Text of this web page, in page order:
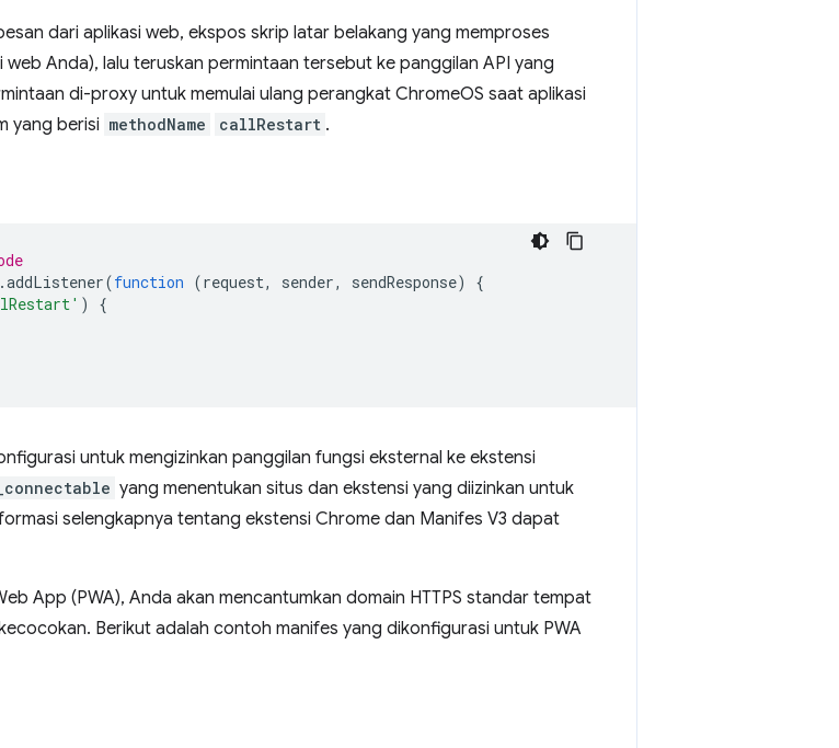
dari aplikasi web, ekspos skrip latar belakang yang memproses
Anda), lalu teruskan permintaan tersebut ke panggilan API yang
di-proxy untuk memulai ulang perangkat ChromeOS saat aplikasi
yang berisi methodName callRestart .
.addListener(function (request, sender, sendResponse)
{
)
{
untuk mengizinkan panggilan fungsi eksternal ke ekstensi
yang menentukan situs dan ekstensi yang diizinkan untuk
selengkapnya tentang ekstensi Chrome dan Manifes V3 dapat
App (PWA), Anda akan mencantumkan domain HTTPS standar tempat
Berikut adalah contoh manifes yang dikonfigurasi untuk PWA